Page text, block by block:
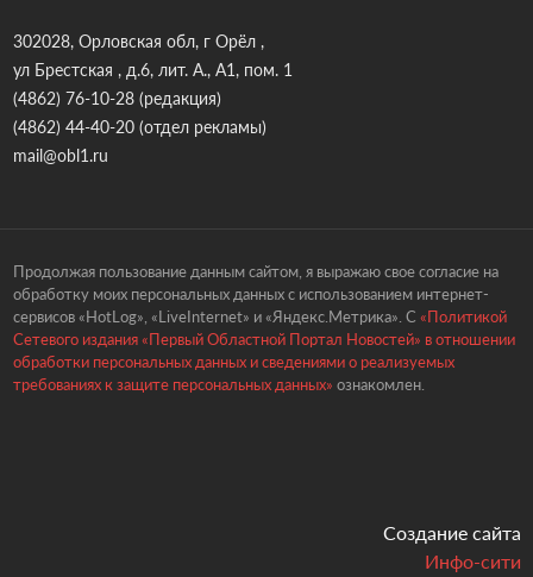
302028, Орловская обл, г Орёл ,
ул Брестская , д.6, лит. А., А1, пом. 1
(4862) 76-10-28(редакция)
(4862) 44-40-20(отдел рекламы)
mail@obl1.ru
Продолжая пользование данным сайтом, я выражаю свое согласие на
обработку моих персональных данных с использованием интернет-
сервисов «HotLog», «LiveInternet» и «Яндекс.Метрика». С «Политикой
Сетевого издания «Первый Областной Портал Новостей» в отношении
обработки персональных данных и сведениями о реализуемых
требованиях к защите персональных данных» ознакомлен.
Создание сайта
Инфо-сити